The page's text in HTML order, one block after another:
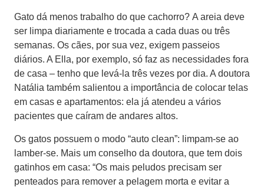
Gato dá menos trabalho do que cachorro? A areia deve
ser limpa diariamente e trocada a cada duas ou três
semanas. Os cães, por sua vez, exigem passeios
diários. A Ella, por exemplo, só faz as necessidades fora
de casa – tenho que levá-la três vezes por dia. A doutora
Natália também salientou a importância de colocar telas
em casas e apartamentos: ela já atendeu a vários
pacientes que caíram de andares altos.
Os gatos possuem o modo “auto clean”: limpam-se ao
lamber-se. Mais um conselho da doutora, que tem dois
gatinhos em casa: “Os mais peludos precisam ser
penteados para remover a pelagem morta e evitar a